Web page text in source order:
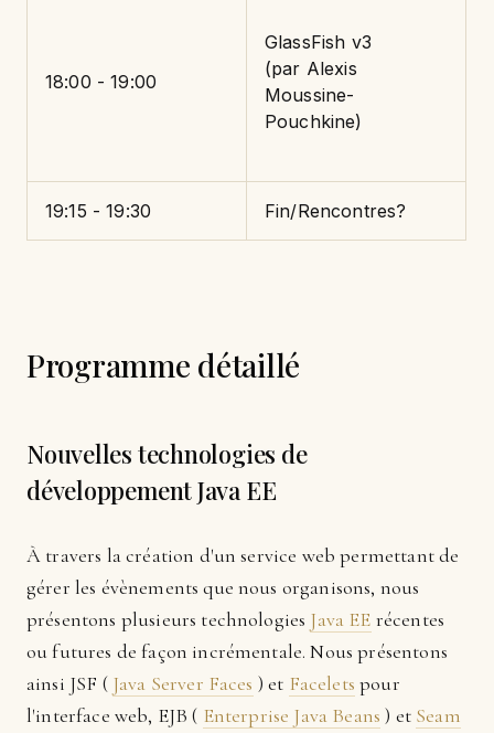
18:00 - 19:00
GlassFish v3
(par Alexis
Moussine-
Pouchkine)
19:15 - 19:30 Fin/Rencontres?
Programme détaillé
Nouvelles technologies de
développement Java EE
À travers la création d'un service web permettant de
gérer les évènements que nous organisons, nous
présentons plusieurs technologies Java EE récentes
ou futures de façon incrémentale. Nous présentons
ainsi JSF ( Java Server Faces ) et Facelets pour
l'interface web, EJB ( Enterprise Java Beans ) et Seam